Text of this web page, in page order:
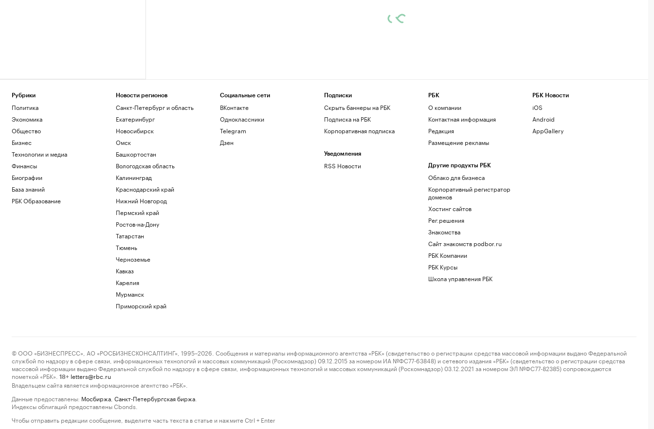
Рубрики
Политика
Экономика
Общество
Бизнес
Технологии и медиа
Финансы
Биографии
База знаний
РБК Образование
Новости регионов
Санкт-Петербург и область
Екатеринбург
Новосибирск
Омск
Башкортостан
Вологодская область
Калининград
Краснодарский край
Нижний Новгород
Пермский край
Ростов-на-Дону
Татарстан
Тюмень
Черноземье
Кавказ
Карелия
Мурманск
Приморский край
Социальные сети
ВКонтакте
Одноклассники
Telegram
Дзен
Подписки
Скрыть баннеры на РБК
Подписка на РБК
Корпоративная подписка
Уведомления
RSS Новости
РБК
О компании
Контактная информация
Редакция
Размещение рекламы
Другие продукты РБК
Облако для бизнеса
Корпоративный регистратор
доменов
Хостинг сайтов
Рег.решения
Знакомства
Сайт знакомств podbor.ru
РБК Компании
РБК Курсы
Школа управления РБК
РБК Новости
iOS
Android
AppGallery
© ООО «БИЗНЕСПРЕСС», АО «РОСБИЗНЕСКОНСАЛТИНГ», 1995–2026. Сообщения и материалы информационного агентства «РБК» (свидетельство о регистрации средства массовой информации выдано Федеральной
службой по надзору в сфере связи, информационных технологий и массовых коммуникаций (Роскомнадзор) 09.12.2015 за номером ИА №ФС77-63848) и сетевого издания «РБК» (свидетельство о регистрации средства
массовой информации выдано Федеральной службой по надзору в сфере связи, информационных технологий и массовых коммуникаций (Роскомнадзор) 03.12.2021 за номером ЭЛ №ФС77-82385) сопровождаются
пометкой «РБК».
18+ letters@rbc.ru
Владельцем сайта является информационное агентство «РБК».
Данные предоставлены: Мосбиржа Санкт-Петербургская биржа
Индексы облигаций предоставлены Cbonds.
Чтобы отправить редакции сообщение, выделите часть текста в статье и нажмите Ctrl + Enter